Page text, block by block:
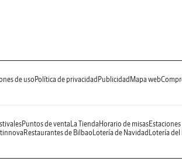
de usoPolítica de privacidad Publicidad Mapa web
Puntos de venta La Tienda Horario de misas
Restaurantes de Bilbao Lotería de Navidad Lotería del